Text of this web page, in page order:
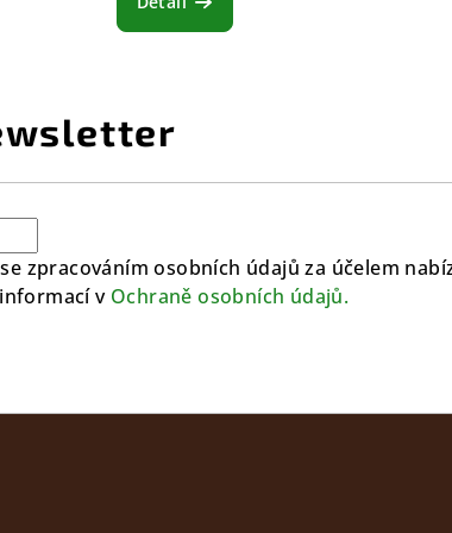
zpracováním osobních údajů za účelem
v Ochraně osobních údajů.